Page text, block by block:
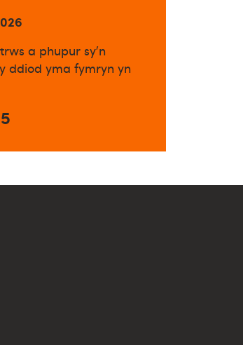
a phupur sy'n
ddiod yma fymryn yn